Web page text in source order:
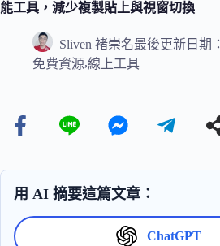
能工具，減少複製貼上與視窗切換
Sliven 褚崇名最後更新日期：
免費資源,線上工具
用 AI 摘要這篇文章：
ChatGPT